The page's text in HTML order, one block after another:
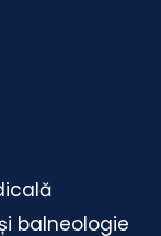
balneologie